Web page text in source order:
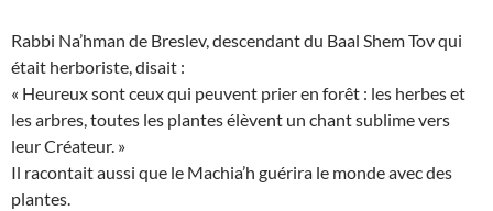
Rabbi Na’hman de Breslev, descendant du Baal Shem Tov qui
était herboriste, disait :
« Heureux sont ceux qui peuvent prier en forêt : les herbes et
les arbres, toutes les plantes élèvent un chant sublime vers
leur Créateur. »
Il racontait aussi que le Machia’h guérira le monde avec des
plantes.